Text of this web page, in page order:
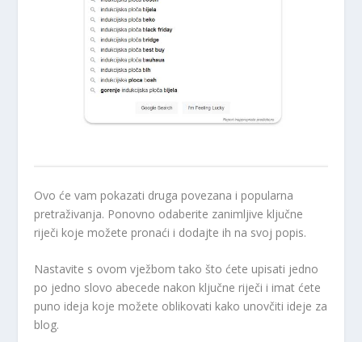
Ovo će vam pokazati druga povezana i popularna
pretraživanja. Ponovno odaberite zanimljive ključne
riječi koje možete pronaći i dodajte ih na svoj popis.
Nastavite s ovom vježbom tako što ćete upisati jedno
po jedno slovo abecede nakon ključne riječi i imat ćete
puno ideja koje možete oblikovati kako unovčiti ideje za
blog.